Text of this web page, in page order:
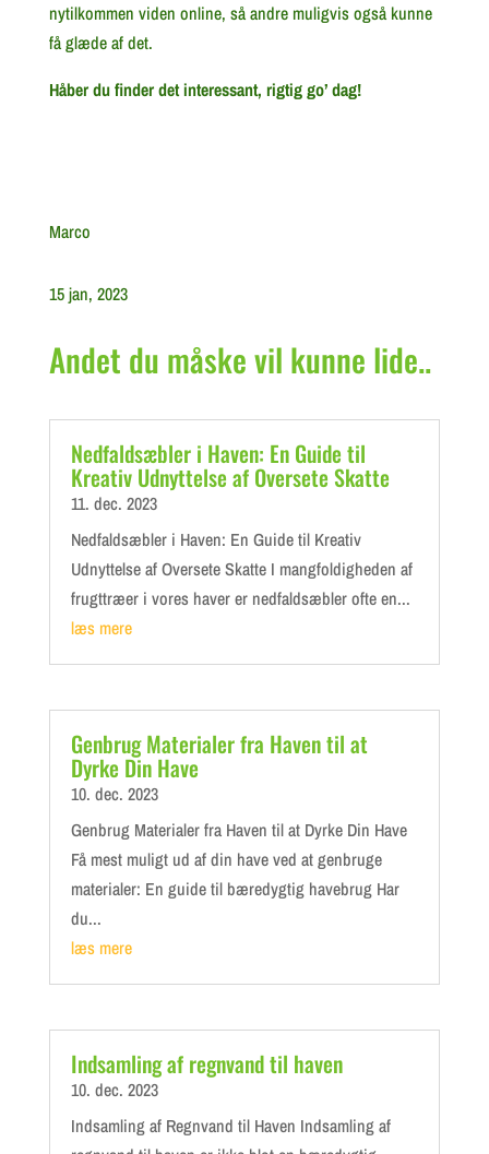
nytilkommen viden online, så andre muligvis også kunne
få glæde af det.
Håber du finder det interessant, rigtig go’ dag!
Marco
15 jan, 2023
Andet du måske vil kunne lide..
Nedfaldsæbler i Haven: En Guide til
Kreativ Udnyttelse af Oversete Skatte
11. dec. 2023
Nedfaldsæbler i Haven: En Guide til Kreativ
Udnyttelse af Oversete Skatte I mangfoldigheden af
frugttræer i vores haver er nedfaldsæbler ofte en...
læs mere
Genbrug Materialer fra Haven til at
Dyrke Din Have
10. dec. 2023
Genbrug Materialer fra Haven til at Dyrke Din Have
Få mest muligt ud af din have ved at genbruge
materialer: En guide til bæredygtig havebrug Har
du...
læs mere
Indsamling af regnvand til haven
10. dec. 2023
Indsamling af Regnvand til Haven Indsamling af